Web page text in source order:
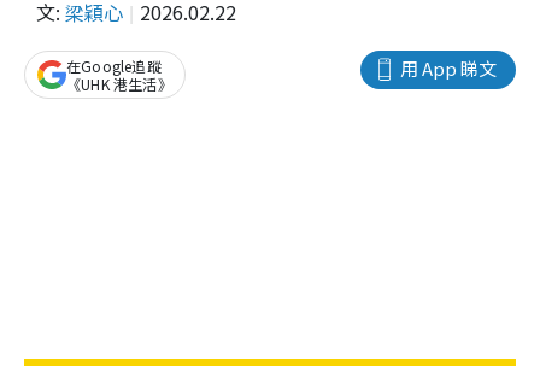
文: 梁穎心 2026.02.22
用 App 睇文
在Google追蹤
《UHK 港生活》